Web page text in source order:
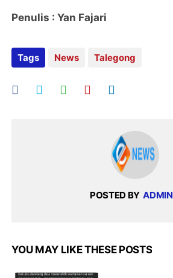
Penulis : Yan Fajari
Tags News Talegong
POSTED BY ADMIN
YOU MAY LIKE THESE POSTS